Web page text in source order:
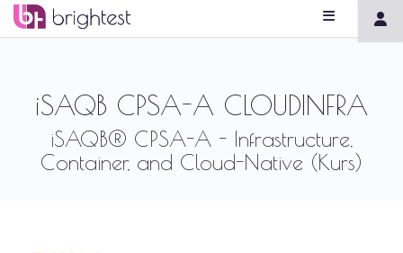
iSAQB CPSA-A CLOUDINFRA
iSAQB® CPSA-A - Infrastructure,
Container, and Cloud-Native (Kurs)